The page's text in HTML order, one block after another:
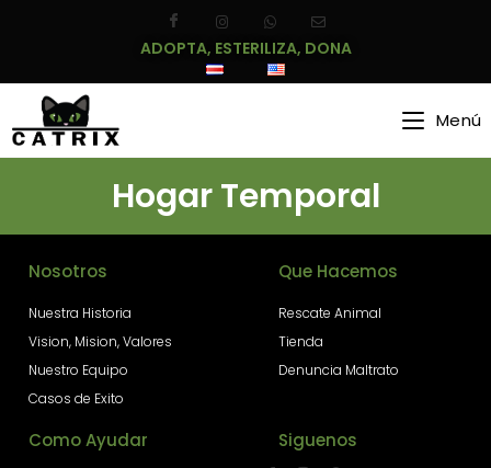
ADOPTA, ESTERILIZA, DONA
Menú
Hogar Temporal
Nosotros
Nuestra Historia
Vision, Mision, Valores
Nuestro Equipo
Casos de Exito
Que Hacemos
Rescate Animal
Tienda
Denuncia Maltrato
Como Ayudar Siguenos